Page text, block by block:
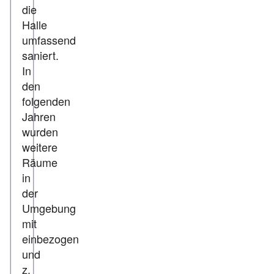
die
Halle
umfassend
saniert.
In
den
folgenden
Jahren
wurden
weitere
Räume
in
der
Umgebung
mit
einbezogen
und
z.